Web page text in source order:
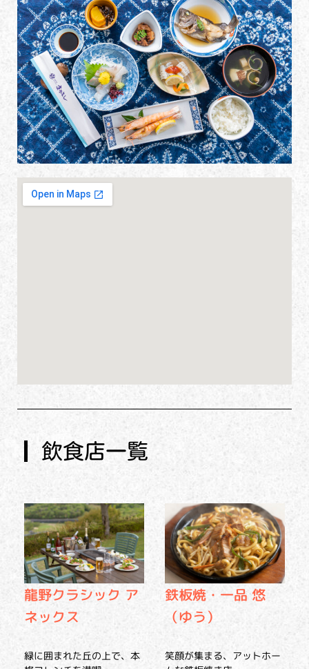
飲食店一覧
龍野クラシック ア
ネックス
緑に囲まれた丘の上で、本
鉄板焼・一品 悠
（ゆう）
笑顔が集まる、アットホー